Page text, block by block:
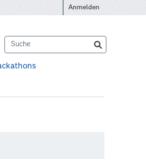
Anmelden